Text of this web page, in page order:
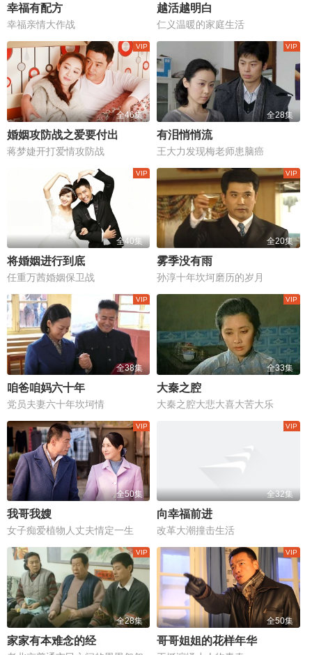
幸福有配方
幸福亲情大作战
越活越明白
仁义温暖的家庭生活
全46集
婚姻攻防战之爱要付出
蒋梦婕开打爱情攻防战
全28集
有泪悄悄流
王大力发现梅老师患脑癌
全40集
将婚姻进行到底
任重万茜婚姻保卫战
全20集
雾季没有雨
孙淳十年坎坷磨历的岁月
全38集
咱爸咱妈六十年
党员夫妻六十年坎坷情
全33集
大秦之腔
大秦之腔大悲大喜大苦大乐
全50集
我哥我嫂
女子痴爱植物人丈夫情定一生
全32集
向幸福前进
改革大潮撞击生活
全28集
家家有本难念的经
全50集
哥哥姐姐的花样年华